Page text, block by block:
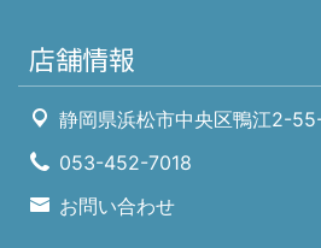
店舗情報
静岡県浜松市中央区鴨江2-
053-452-7018
お問い合わせ